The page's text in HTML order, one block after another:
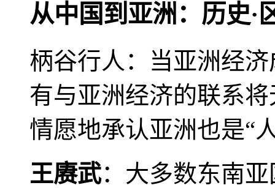
从中国到亚洲：历史·
柄谷行人：当亚洲经
有与亚洲经济的联系
情愿地承认亚洲也是“
王赓武：大多数东南